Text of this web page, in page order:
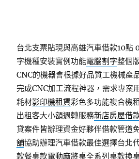
台北支票貼現與高雄汽車借款10點
字機種安裝實例功能電腦割字整個
CNC的機器會根據好品質工機械產
完成CNC加工流程神器，需求專案
耗材影印機租賃彩色多功能複合機
出租客大小額週轉服務新店房屋借
貸案件皆辦理資金好夥伴借款管道
舖協助辦理汽車借款最佳選擇台北
款餐桌款電動麻將桌全系列桌款換